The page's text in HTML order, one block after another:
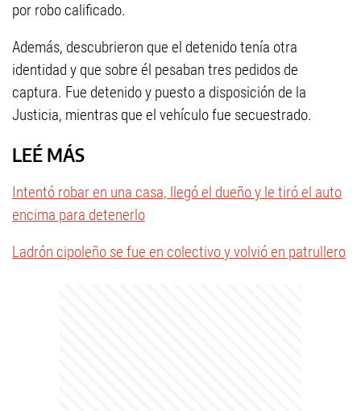
por robo calificado.
Además, descubrieron que el detenido tenía otra
identidad y que sobre él pesaban tres pedidos de
captura. Fue detenido y puesto a disposición de la
Justicia, mientras que el vehículo fue secuestrado.
LEÉ MÁS
Intentó robar en una casa, llegó el dueño y le tiró el auto
encima para detenerlo
Ladrón cipoleño se fue en colectivo y volvió en patrullero